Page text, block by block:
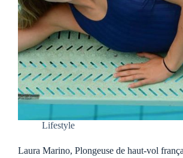
Lifestyle
Laura Marino, Plongeuse de haut-vol